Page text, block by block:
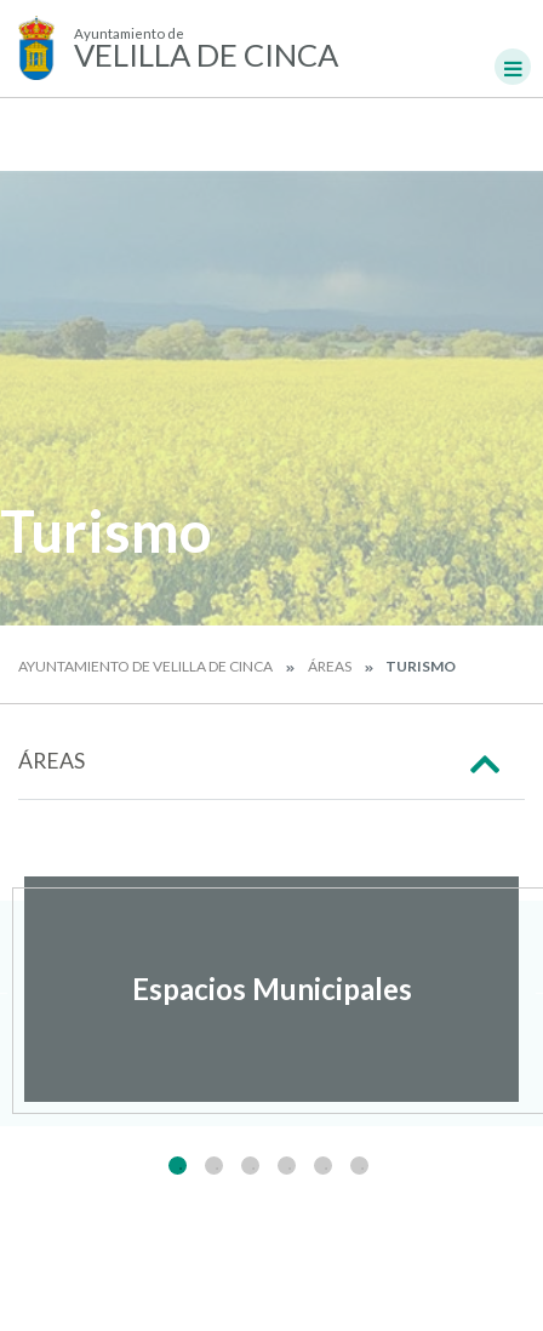
Ayuntamiento de
VELILLA DE CINCA
Turismo
AYUNTAMIENTO DE VELILLA DE CINCA ÁREAS TURISMO
ÁREAS
Espacios Municipales